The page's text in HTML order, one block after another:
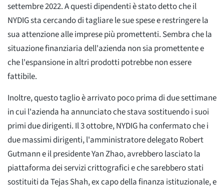
settembre 2022. A questi dipendenti è stato detto che il
NYDIG sta cercando di tagliare le sue spese e restringere la
sua attenzione alle imprese più promettenti. Sembra che la
situazione finanziaria dell'azienda non sia promettente e
che l'espansione in altri prodotti potrebbe non essere
fattibile.
Inoltre, questo taglio è arrivato poco prima di due settimane
in cui l'azienda ha annunciato che stava sostituendo i suoi
primi due dirigenti. Il 3 ottobre, NYDIG ha confermato che i
due massimi dirigenti, l'amministratore delegato Robert
Gutmann e il presidente Yan Zhao, avrebbero lasciato la
piattaforma dei servizi crittografici e che sarebbero stati
sostituiti da Tejas Shah, ex capo della finanza istituzionale, e